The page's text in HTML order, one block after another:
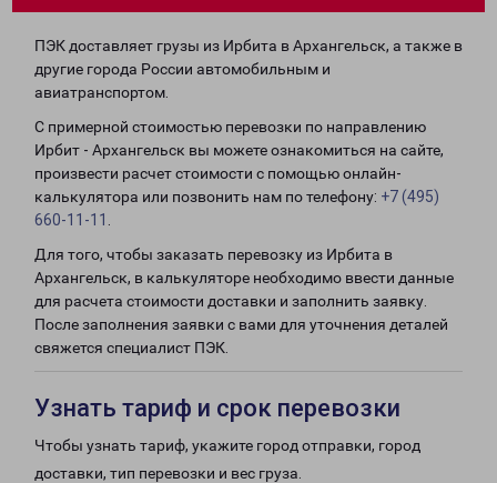
ПЭК доставляет грузы из Ирбита в Архангельск, а также в
другие города России автомобильным и
авиатранспортом.
С примерной стоимостью перевозки по направлению
Ирбит - Архангельск вы можете ознакомиться на сайте,
произвести расчет стоимости с помощью онлайн-
калькулятора или позвонить нам по телефону: +7 (495)
660-11-11
Для того, чтобы заказать перевозку из Ирбита в
Архангельск, в калькуляторе необходимо ввести данные
для расчета стоимости доставки и заполнить заявку.
После заполнения заявки с вами для уточнения деталей
свяжется специалист ПЭК.
Узнать тариф и срок перевозки
Чтобы узнать тариф, укажите город отправки, город
доставки, тип перевозки и вес груза.